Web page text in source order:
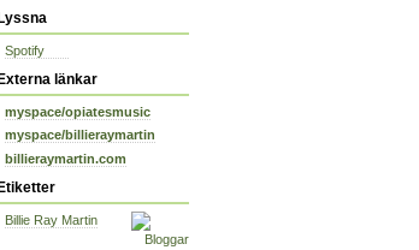
Lyssna
Spotify
Externa länkar
myspace/opiatesmusic
myspace/billieraymartin
billieraymartin.com
Billie Ray Martin